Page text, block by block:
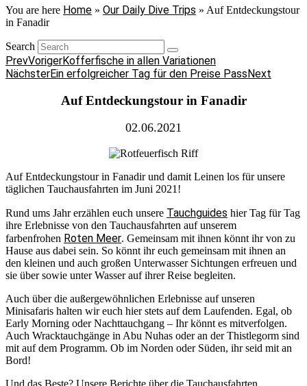
You are here Home » Our Daily Dive Trips » Auf Entdeckungstour
in Fanadir
Search
PrevVorigerKofferfische in allen Variationen
NächsterEin erfolgreicher Tag für den Preise PassNext
Auf Entdeckungstour in Fanadir
02.06.2021
Auf Entdeckungstour in Fanadir und damit Leinen los für unsere
täglichen Tauchausfahrten im Juni 2021!
Rund ums Jahr erzählen euch unsere Tauchguides hier Tag für Tag
ihre Erlebnisse von den Tauchausfahrten auf unserem
farbenfrohen Roten Meer. Gemeinsam mit ihnen könnt ihr von zu
Hause aus dabei sein. So könnt ihr euch gemeinsam mit ihnen an
den kleinen und auch großen Unterwasser Sichtungen erfreuen und
sie über sowie unter Wasser auf ihrer Reise begleiten.
Auch über die außergewöhnlichen Erlebnisse auf unseren
Minisafaris halten wir euch hier stets auf dem Laufenden. Egal, ob
Early Morning oder Nachttauchgang – Ihr könnt es mitverfolgen.
Auch Wracktauchgänge in Abu Nuhas oder an der Thistlegorm sind
mit auf dem Programm. Ob im Norden oder Süden, ihr seid mit an
Bord!